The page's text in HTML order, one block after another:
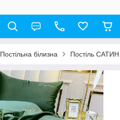
Постільна білизна Постіль САТИН